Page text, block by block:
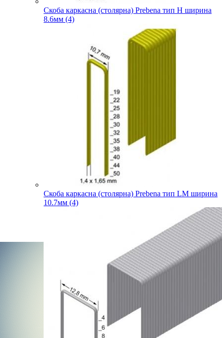
Скоба каркасна (столярна) Prebena тип H ширина
8.6мм (4)
Скоба каркасна (столярна) Prebena тип LM ширина
10.7мм (4)